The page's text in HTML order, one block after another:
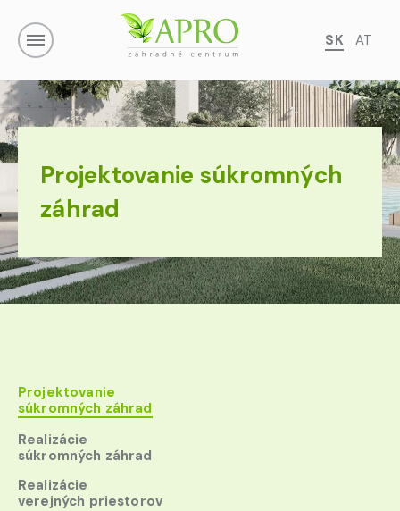
SK AT
Projektovanie súkromných
záhrad
Projektovanie
súkromných záhrad
Realizácie
súkromných záhrad
Realizácie
verejných priestorov